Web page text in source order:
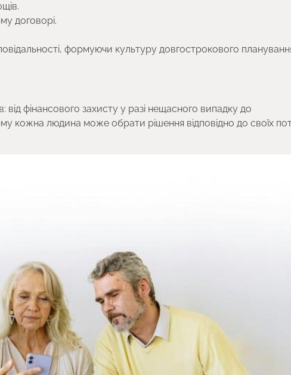
договорі.
формуючи культуру довгострокового
фінансового захисту у разі нещасного випадку до
кожна людина може обрати рішення відповідно до своїх